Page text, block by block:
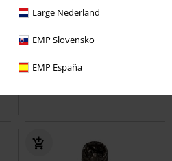
Large Nederland
EMP Slovensko
EMP España
79,99 €
DD
Noisy May